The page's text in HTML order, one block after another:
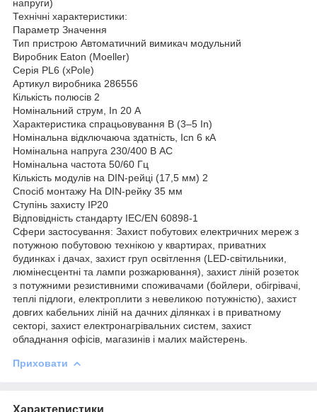
напруги)
Технічні характеристики:
Параметр Значення
Тип пристрою Автоматичний вимикач модульний
Виробник Eaton (Moeller)
Серія PL6 (xPole)
Артикул виробника 286556
Кількість полюсів 2
Номінальний струм, In 20 А
Характеристика спрацьовування B (3–5 In)
Номінальна відключаюча здатність, Icn 6 кА
Номінальна напруга 230/400 В AC
Номінальна частота 50/60 Гц
Кількість модулів на DIN-рейці (17,5 мм) 2
Спосіб монтажу На DIN-рейку 35 мм
Ступінь захисту IP20
Відповідність стандарту IEC/EN 60898-1
Сфери застосування: Захист побутових електричних мереж з
потужною побутовою технікою у квартирах, приватних
будинках і дачах, захист груп освітлення (LED-світильники,
люмінесцентні та лампи розжарювання), захист ліній розеток
з потужними резистивними споживачами (бойлери, обігрівачі,
теплі підлоги, електроплити з невеликою потужністю), захист
довгих кабельних ліній на дачних ділянках і в приватному
секторі, захист електронагрівальних систем, захист
обладнання офісів, магазинів і малих майстерень.
Приховати
Характеристики